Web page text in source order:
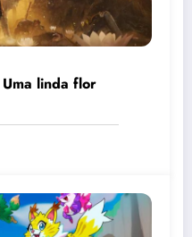
linda flor